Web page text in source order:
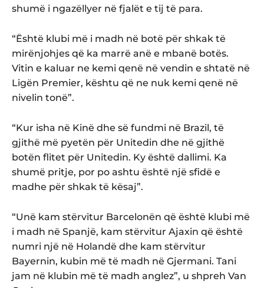
shumë i ngazëllyer në fjalët e tij të para.
“Është klubi më i madh në botë për shkak të
mirënjohjes që ka marrë anë e mbanë botës.
Vitin e kaluar ne kemi qenë në vendin e shtatë në
Ligën Premier, kështu që ne nuk kemi qenë në
nivelin tonë”.
“Kur isha në Kinë dhe së fundmi në Brazil, të
gjithë më pyetën për Unitedin dhe në gjithë
botën flitet për Unitedin. Ky është dallimi. Ka
shumë pritje, por po ashtu është një sfidë e
madhe për shkak të kësaj”.
“Unë kam stërvitur Barcelonën që është klubi më
i madh në Spanjë, kam stërvitur Ajaxin që është
numri një në Holandë dhe kam stërvitur
Bayernin, kubin më të madh në Gjermani. Tani
jam në klubin më të madh anglez”, u shpreh Van